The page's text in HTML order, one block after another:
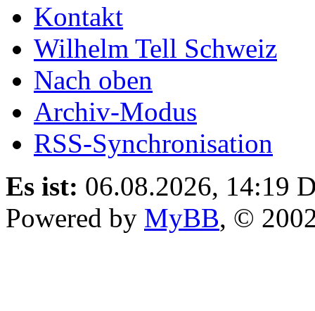
Kontakt
Wilhelm Tell Schweiz
Nach oben
Archiv-Modus
RSS-Synchronisation
Es ist: 06.08.2026, 14:19
Powered by MyBB, ©